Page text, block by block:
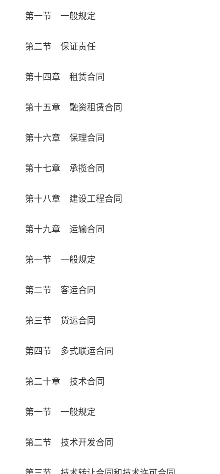
第一节 一般规定
第二节 保证责任
第十四章 租赁合同
第十五章 融资租赁合同
第十六章 保理合同
第十七章 承揽合同
第十八章 建设工程合同
第十九章 运输合同
第一节 一般规定
第二节 客运合同
第三节 货运合同
第四节 多式联运合同
第二十章 技术合同
第一节 一般规定
第二节 技术开发合同